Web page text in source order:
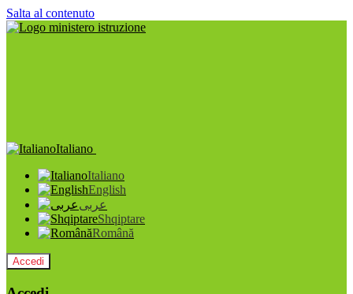
Salta al contenuto
Italiano
Italiano
English
عربى
Shqiptare
Română
Accedi